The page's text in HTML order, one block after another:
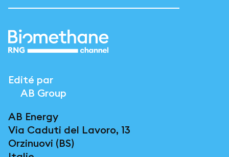
Edité par
AB Group
AB Energy
Via Caduti del Lavoro, 13
Orzinuovi (BS)